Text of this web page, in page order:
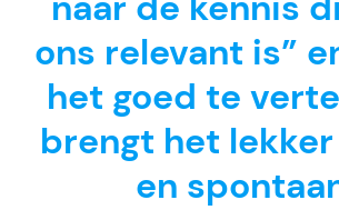
ons relevant is”
het goed te
brengt het
en